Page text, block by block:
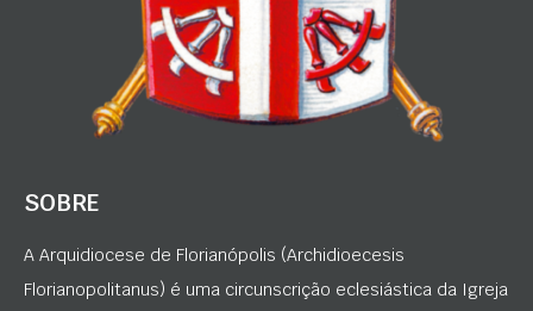
SOBRE
A Arquidiocese de Florianópolis (Archidioecesis
Florianopolitanus) é uma circunscrição eclesiástica da Igreja